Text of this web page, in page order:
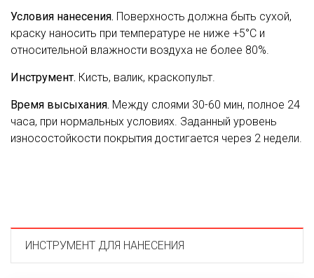
Условия нанесения. Поверхность должна быть сухой,
краску наносить при температуре не ниже +5°С и
относительной влажности воздуха нe более 80%.
Инструмент. Кисть, валик, краскопульт.
Время высыхания. Между слоями 30-60 мин, полное 24
часа, при нормальных условиях. Заданный уровень
износостойкости покрытия достигается через 2 недели.
ИНСТРУМЕНТ ДЛЯ НАНЕСЕНИЯ